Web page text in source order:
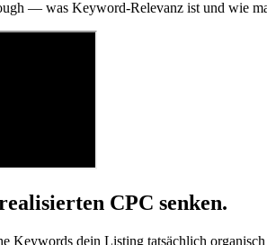
— was Keyword-Relevanz ist und wie
CPC senken.
dein Listing tatsächlich